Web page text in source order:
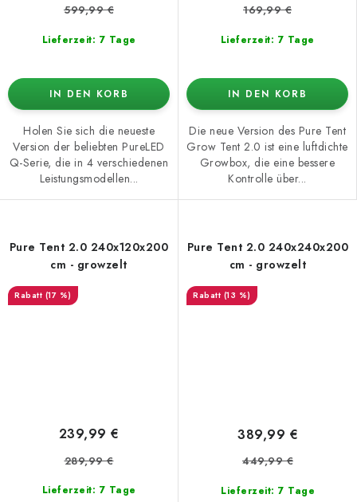
Lieferzeit: 7 Tage
599,99 €
IN DEN KORB
Holen Sie sich die neueste
Version der beliebten PureLED
Q-Serie, die in 4 verschiedenen
Leistungsmodellen...
Lieferzeit: 7 Tage
169,99 €
IN DEN KORB
Die neue Version des Pure Tent
Grow Tent 2.0 ist eine luftdichte
Growbox, die eine bessere
Kontrolle über...
Pure Tent 2.0 240x120x200
cm - growzelt
(17 %)
Lieferzeit: 7 Tage
239,99 €
289,99 €
Pure Tent 2.0 240x240x200
cm - growzelt
(13 %)
Lieferzeit: 7 Tage
389,99 €
449,99 €